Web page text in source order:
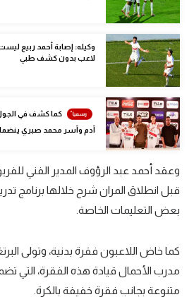
كرة يد
كرة طائرة
الوطن العربي
في المونديال
رياضة نسائية
ركن الألعاب
أقسام خاصة
Gamers
وكيله: إصابة أحمد ربيع
لاعب بدون كشف طبي
كما كشف في
آدم وآسر محمد صبري
وعقد أحمد عبد الرؤوف المدير الفني
قبل انطلاق المران شرح خلالها برنامج
بعض التعليمات الخاصة.
كما خاض اللاعبون فقرة بدنية، وتولى
مدرب الأحمال قيادة هذه الفقرة، التي
متنوعة بجانب فقرة خفيفة بالكرة.